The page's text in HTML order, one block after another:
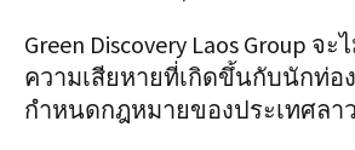
Green Discovery Laos Group
ความเสียหายที่เกิดขึ้นกับนักท่อ
กำหนดกฎหมายของประเทศลาว